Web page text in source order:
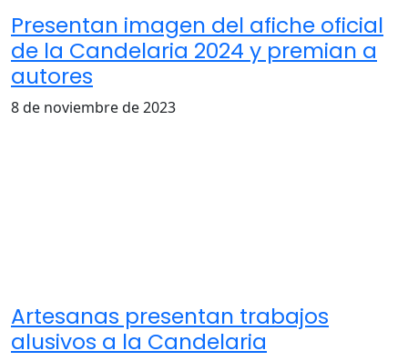
Presentan imagen del afiche oficial
de la Candelaria 2024 y premian a
autores
8 de noviembre de 2023
Artesanas presentan trabajos
alusivos a la Candelaria